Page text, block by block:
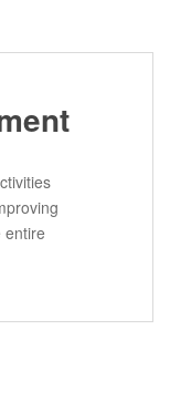
entire